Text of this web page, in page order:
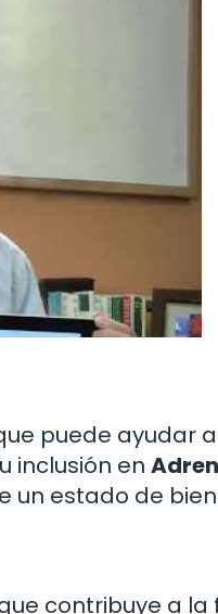
puede ayudar
inclusión en
un estado de
contribuye a